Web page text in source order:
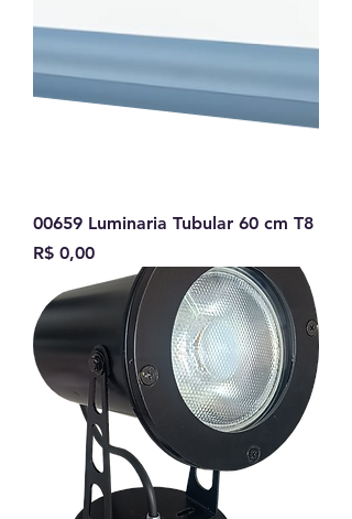
00659 Luminaria Tubular 60 cm T8
Preço
R$ 0,00